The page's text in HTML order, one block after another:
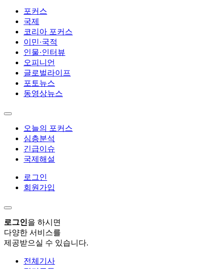
포커스
국제
코리아 포커스
이민·국적
인물·인터뷰
오피니언
글로벌라이프
포토뉴스
동영상뉴스
오늘의 포커스
심층분석
긴급이슈
국제해설
로그인
회원가입
로그인을 하시면
다양한 서비스를
제공받으실 수 있습니다.
전체기사